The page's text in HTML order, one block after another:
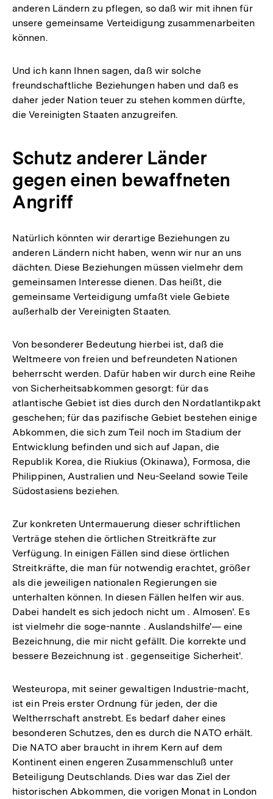
anderen Ländern zu pflegen, so daß wir mit ihnen für
unsere gemeinsame Verteidigung zusammenarbeiten
können.
Und ich kann Ihnen sagen, daß wir solche
freundschaftliche Beziehungen haben und daß es
daher jeder Nation teuer zu stehen kommen dürfte,
die Vereinigten Staaten anzugreifen.
Schutz anderer Länder
gegen einen bewaffneten
Angriff
Natürlich könnten wir derartige Beziehungen zu
anderen Ländern nicht haben, wenn wir nur an uns
dächten. Diese Beziehungen müssen vielmehr dem
gemeinsamen Interesse dienen. Das heißt, die
gemeinsame Verteidigung umfaßt viele Gebiete
außerhalb der Vereinigten Staaten.
Von besonderer Bedeutung hierbei ist, daß die
Weltmeere von freien und befreundeten Nationen
beherrscht werden. Dafür haben wir durch eine Reihe
von Sicherheitsabkommen gesorgt: für das
atlantische Gebiet ist dies durch den Nordatlantikpakt
geschehen; für das pazifische Gebiet bestehen einige
Abkommen, die sich zum Teil noch im Stadium der
Entwicklung befinden und sich auf Japan, die
Republik Korea, die Riukius (Okinawa), Formosa, die
Philippinen, Australien und Neu-Seeland sowie Teile
Südostasiens beziehen.
Zur konkreten Untermauerung dieser schriftlichen
Verträge stehen die örtlichen Streitkräfte zur
Verfügung. In einigen Fällen sind diese örtlichen
Streitkräfte, die man für notwendig erachtet, größer
als die jeweiligen nationalen Regierungen sie
unterhalten können. In diesen Fällen helfen wir aus.
Dabei handelt es sich jedoch nicht um . Almosen'. Es
ist vielmehr die soge-nannte . Auslandshilfe'— eine
Bezeichnung, die mir nicht gefällt. Die korrekte und
bessere Bezeichnung ist . gegenseitige Sicherheit'.
Westeuropa, mit seiner gewaltigen Industrie-macht,
ist ein Preis erster Ordnung für jeden, der die
Weltherrschaft anstrebt. Es bedarf daher eines
besonderen Schutzes, den es durch die NATO erhält.
Die NATO aber braucht in ihrem Kern auf dem
Kontinent einen engeren Zusammenschluß unter
Beteiligung Deutschlands. Dies war das Ziel der
historischen Abkommen, die vorigen Monat in London